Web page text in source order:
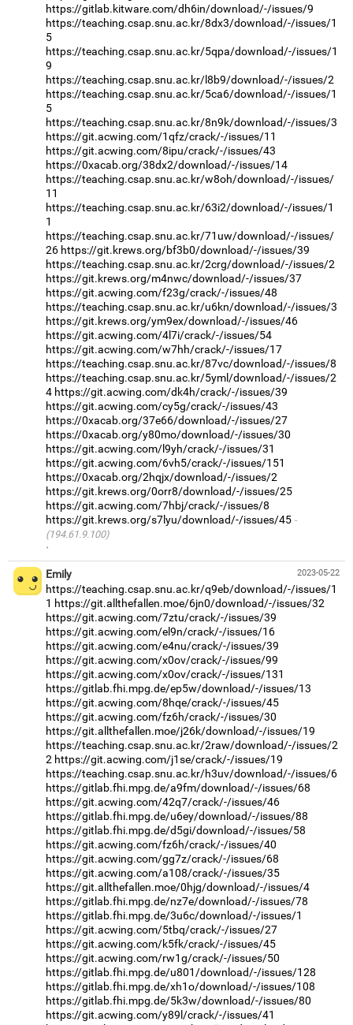
https://gitlab.kitware.com/dh6in/download/-/issues/9
https://teaching.csap.snu.ac.kr/8dx3/download/-/issues/1
5
https://teaching.csap.snu.ac.kr/5qpa/download/-/issues/1
9
https://teaching.csap.snu.ac.kr/l8b9/download/-/issues/2
https://teaching.csap.snu.ac.kr/5ca6/download/-/issues/1
5
https://teaching.csap.snu.ac.kr/8n9k/download/-/issues/3
https://git.acwing.com/1qfz/crack/-/issues/11
https://git.acwing.com/8ipu/crack/-/issues/43
https://0xacab.org/38dx2/download/-/issues/14
https://teaching.csap.snu.ac.kr/w8oh/download/-/issues/
11
https://teaching.csap.snu.ac.kr/63i2/download/-/issues/1
1
https://teaching.csap.snu.ac.kr/71uw/download/-/issues/
26 https://git.krews.org/bf3b0/download/-/issues/39
https://teaching.csap.snu.ac.kr/2crg/download/-/issues/2
https://git.krews.org/m4nwc/download/-/issues/37
https://git.acwing.com/f23g/crack/-/issues/48
https://teaching.csap.snu.ac.kr/u6kn/download/-/issues/3
https://git.krews.org/ym9ex/download/-/issues/46
https://git.acwing.com/4l7i/crack/-/issues/54
https://git.acwing.com/w7hh/crack/-/issues/17
https://teaching.csap.snu.ac.kr/87vc/download/-/issues/8
https://teaching.csap.snu.ac.kr/5yml/download/-/issues/2
4 https://git.acwing.com/dk4h/crack/-/issues/39
https://git.acwing.com/cy5g/crack/-/issues/43
https://0xacab.org/37e66/download/-/issues/27
https://0xacab.org/y80mo/download/-/issues/30
https://git.acwing.com/l9yh/crack/-/issues/31
https://git.acwing.com/6vh5/crack/-/issues/151
https://0xacab.org/2hqjx/download/-/issues/2
https://git.krews.org/0orr8/download/-/issues/25
https://git.acwing.com/7hbj/crack/-/issues/8
https://git.krews.org/s7lyu/download/-/issues/45
(194.61.9.100)
·
2023-05-22
Emily
https://teaching.csap.snu.ac.kr/q9eb/download/-/issues/1
1 https://git.allthefallen.moe/6jn0/download/-/issues/32
https://git.acwing.com/7ztu/crack/-/issues/39
https://git.acwing.com/el9n/crack/-/issues/16
https://git.acwing.com/e4nu/crack/-/issues/39
https://git.acwing.com/x0ov/crack/-/issues/99
https://git.acwing.com/x0ov/crack/-/issues/131
https://gitlab.fhi.mpg.de/ep5w/download/-/issues/13
https://git.acwing.com/8hqe/crack/-/issues/45
https://git.acwing.com/fz6h/crack/-/issues/30
https://git.allthefallen.moe/j26k/download/-/issues/19
https://teaching.csap.snu.ac.kr/2raw/download/-/issues/2
2 https://git.acwing.com/j1se/crack/-/issues/19
https://teaching.csap.snu.ac.kr/h3uv/download/-/issues/6
https://gitlab.fhi.mpg.de/a9fm/download/-/issues/68
https://git.acwing.com/42q7/crack/-/issues/46
https://gitlab.fhi.mpg.de/u6ey/download/-/issues/88
https://gitlab.fhi.mpg.de/d5gi/download/-/issues/58
https://git.acwing.com/fz6h/crack/-/issues/40
https://git.acwing.com/gg7z/crack/-/issues/68
https://git.acwing.com/a108/crack/-/issues/35
https://git.allthefallen.moe/0hjg/download/-/issues/4
https://gitlab.fhi.mpg.de/nz7e/download/-/issues/78
https://gitlab.fhi.mpg.de/3u6c/download/-/issues/1
https://git.acwing.com/5tbq/crack/-/issues/27
https://git.acwing.com/k5fk/crack/-/issues/45
https://git.acwing.com/rw1g/crack/-/issues/50
https://gitlab.fhi.mpg.de/u801/download/-/issues/128
https://gitlab.fhi.mpg.de/xh1o/download/-/issues/108
https://gitlab.fhi.mpg.de/5k3w/download/-/issues/80
https://git.acwing.com/y89l/crack/-/issues/41